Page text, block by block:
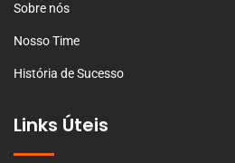
Sobre nós
Nosso Time
História de Sucesso
Links Úteis